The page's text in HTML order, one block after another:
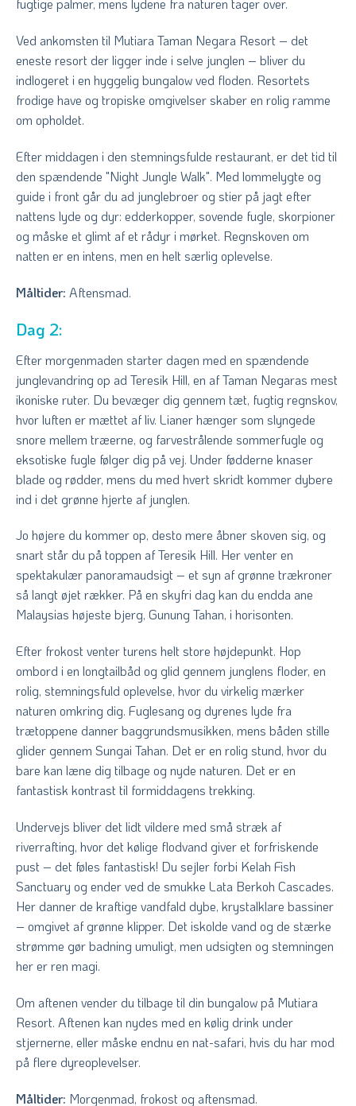
fugtige palmer, mens lydene fra naturen tager over.
Ved ankomsten til Mutiara Taman Negara Resort – det
eneste resort der ligger inde i selve junglen – bliver du
indlogeret i en hyggelig bungalow ved floden. Resortets
frodige have og tropiske omgivelser skaber en rolig ramme
om opholdet.
Efter middagen i den stemningsfulde restaurant, er det tid til
den spændende "Night Jungle Walk". Med lommelygte og
guide i front går du ad junglebroer og stier på jagt efter
nattens lyde og dyr: edderkopper, sovende fugle, skorpioner
og måske et glimt af et rådyr i mørket. Regnskoven om
natten er en intens, men en helt særlig oplevelse.
Måltider: Aftensmad.
Dag 2:
Efter morgenmaden starter dagen med en spændende
junglevandring op ad Teresik Hill, en af Taman Negaras mest
ikoniske ruter. Du bevæger dig gennem tæt, fugtig regnskov,
hvor luften er mættet af liv. Lianer hænger som slyngede
snore mellem træerne, og farvestrålende sommerfugle og
eksotiske fugle følger dig på vej. Under fødderne knaser
blade og rødder, mens du med hvert skridt kommer dybere
ind i det grønne hjerte af junglen.
Jo højere du kommer op, desto mere åbner skoven sig, og
snart står du på toppen af Teresik Hill. Her venter en
spektakulær panoramaudsigt – et syn af grønne trækroner
så langt øjet rækker. På en skyfri dag kan du endda ane
Malaysias højeste bjerg, Gunung Tahan, i horisonten.
Efter frokost venter turens helt store højdepunkt. Hop
ombord i en longtailbåd og glid gennem junglens floder, en
rolig, stemningsfuld oplevelse, hvor du virkelig mærker
naturen omkring dig. Fuglesang og dyrenes lyde fra
trætoppene danner baggrundsmusikken, mens båden stille
glider gennem Sungai Tahan. Det er en rolig stund, hvor du
bare kan læne dig tilbage og nyde naturen. Det er en
fantastisk kontrast til formiddagens trekking.
Undervejs bliver det lidt vildere med små stræk af
riverrafting, hvor det kølige flodvand giver et forfriskende
pust – det føles fantastisk! Du sejler forbi Kelah Fish
Sanctuary og ender ved de smukke Lata Berkoh Cascades.
Her danner de kraftige vandfald dybe, krystalklare bassiner
– omgivet af grønne klipper. Det iskolde vand og de stærke
strømme gør badning umuligt, men udsigten og stemningen
her er ren magi.
Om aftenen vender du tilbage til din bungalow på Mutiara
Resort. Aftenen kan nydes med en kølig drink under
stjernerne, eller måske endnu en nat-safari, hvis du har mod
på flere dyreoplevelser.
Måltider: Morgenmad, frokost og aftensmad.